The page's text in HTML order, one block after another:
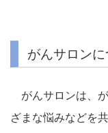
がんサロンに
がんサロンは、
ざまな悩みなどを